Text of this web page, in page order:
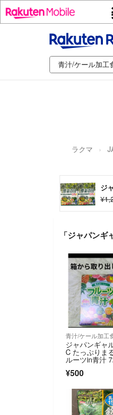
ラクマ
ジ
「ジャパン
青汁/ケール加工
ジャパンギャ
C たっぷりま
ルーツin青汁
¥500